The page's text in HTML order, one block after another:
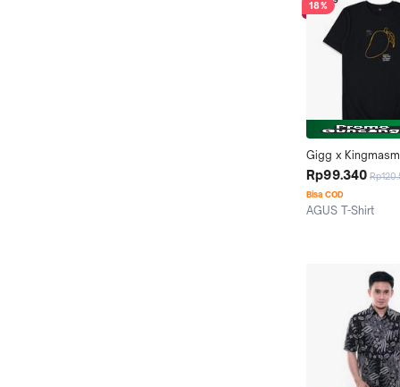
18%
Gigg x
Mango Mus -
Pria - Cotton
Baju Kaos Hitam
Rp99.340
Bisa COD
AGUS T-Shirt